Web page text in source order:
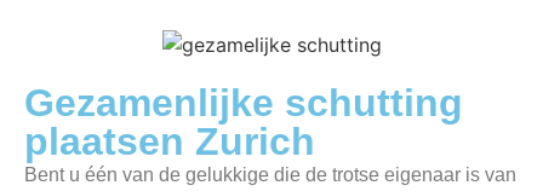
Gezamenlijke schutting
plaatsen Zurich
Bent u één van de gelukkige die de trotse eigenaar is van